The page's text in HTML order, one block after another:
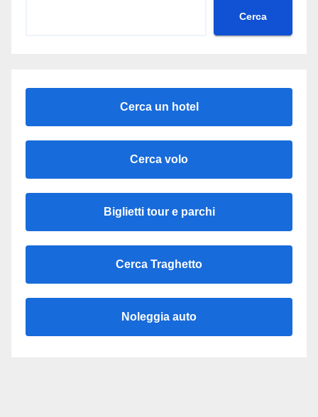
Cerca
Cerca un hotel
Cerca volo
Biglietti tour e parchi
Cerca Traghetto
Noleggia auto